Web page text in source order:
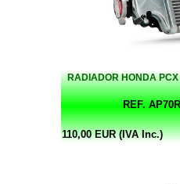
RADIADOR HONDA
REF.
110,00 EUR (IVA Inc.)